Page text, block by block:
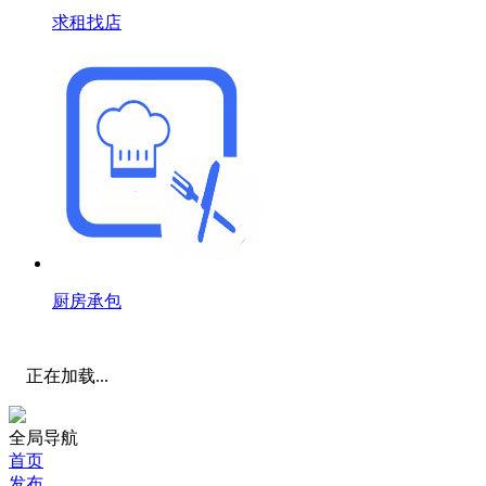
求租找店
厨房承包
正在加载...
全局导航
首页